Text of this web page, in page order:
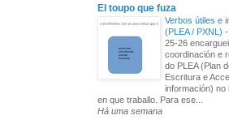
El toupo que fuza
Verbos útiles e
(PLEA / PXNL) -
25-26
coordinación e
do PLEA (Plan
Escritura e
información) no
en que traballo. Para ese...
Há uma semana